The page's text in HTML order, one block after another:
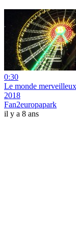
0:30
Le monde
2018
Fan2europapark
il y a 8 ans